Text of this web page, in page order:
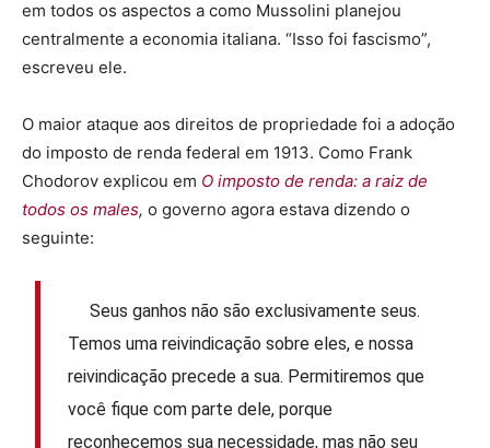
em todos os aspectos a como Mussolini planejou
centralmente a economia italiana. “Isso foi fascismo”,
escreveu ele.
O maior ataque aos direitos de propriedade foi a adoção
do imposto de renda federal em 1913. Como Frank
Chodorov explicou em O imposto de renda: a raiz de
todos os males, o governo agora estava dizendo o
seguinte:
Seus ganhos não são exclusivamente seus.
Temos uma reivindicação sobre eles, e nossa
reivindicação precede a sua. Permitiremos que
você fique com parte dele, porque
reconhecemos sua necessidade, mas não seu